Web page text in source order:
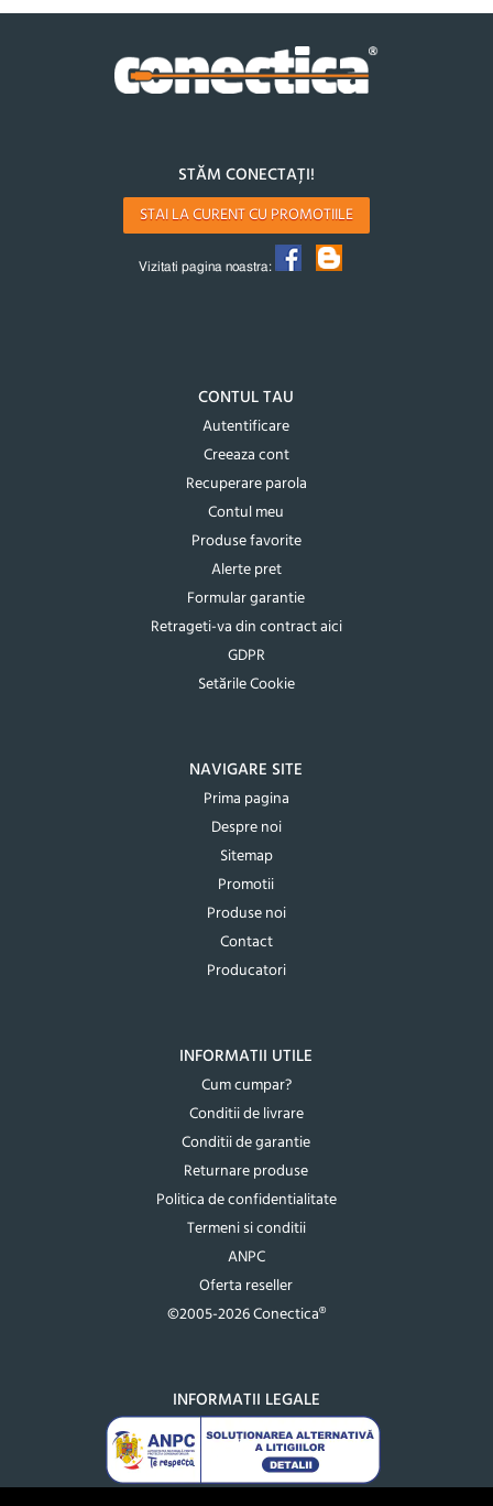
STĂM CONECTAȚI!
STAI LA CURENT CU PROMOTIILE
Vizitati pagina noastra:
CONTUL TAU
Autentificare
Creeaza cont
Recuperare parola
Contul meu
Produse favorite
Alerte pret
Formular garantie
Retrageti-va din contract aici
GDPR
Setările Cookie
NAVIGARE SITE
Prima pagina
Despre noi
Sitemap
Promotii
Produse noi
Contact
Producatori
INFORMATII UTILE
Cum cumpar?
Conditii de livrare
Conditii de garantie
Returnare produse
Politica de confidentialitate
Termeni si conditii
ANPC
Oferta reseller
©2005-2026 Conectica®
INFORMATII LEGALE